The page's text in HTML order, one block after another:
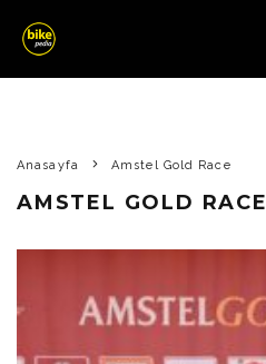
Anasayfa Amstel Gold Race
AMSTEL GOLD RACE